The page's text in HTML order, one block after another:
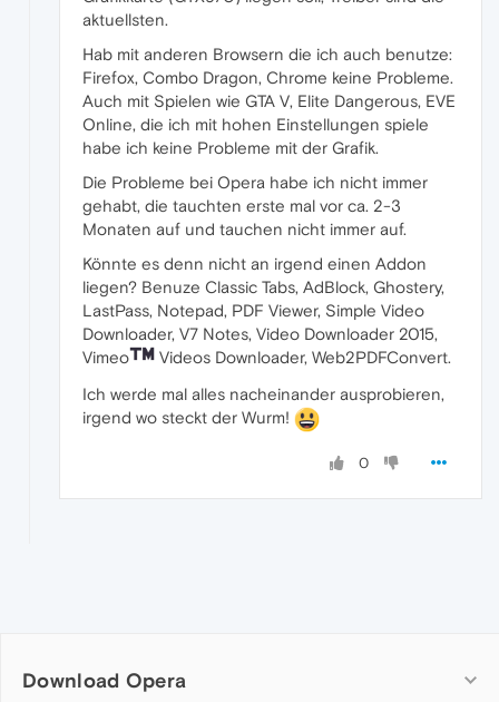
aktuellsten.
Hab mit anderen Browsern die ich auch benutze:
Firefox, Combo Dragon, Chrome keine Probleme.
Auch mit Spielen wie GTA V, Elite Dangerous, EVE
Online, die ich mit hohen Einstellungen spiele
habe ich keine Probleme mit der Grafik.
Die Probleme bei Opera habe ich nicht immer
gehabt, die tauchten erste mal vor ca. 2-3
Monaten auf und tauchen nicht immer auf.
Könnte es denn nicht an irgend einen Addon
liegen? Benuze Classic Tabs, AdBlock, Ghostery,
LastPass, Notepad, PDF Viewer, Simple Video
Downloader, V7 Notes, Video Downloader 2015,
Vimeo
Videos Downloader, Web2PDFConvert.
Ich werde mal alles nacheinander ausprobieren,
irgend wo steckt der Wurm!
0
Download Opera